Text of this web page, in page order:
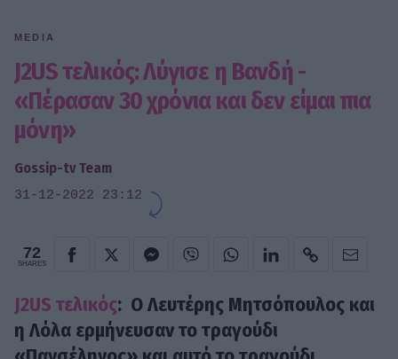
MEDIA
J2US τελικός: Λύγισε η Βανδή -
«Πέρασαν 30 χρόνια και δεν είμαι πια
μόνη»
Gossip-tv Team
31-12-2022 23:12
72
SHARES
J2US τελικός: Ο Λευτέρης Μητσόπουλος και
η Λόλα ερμήνευσαν το τραγούδι